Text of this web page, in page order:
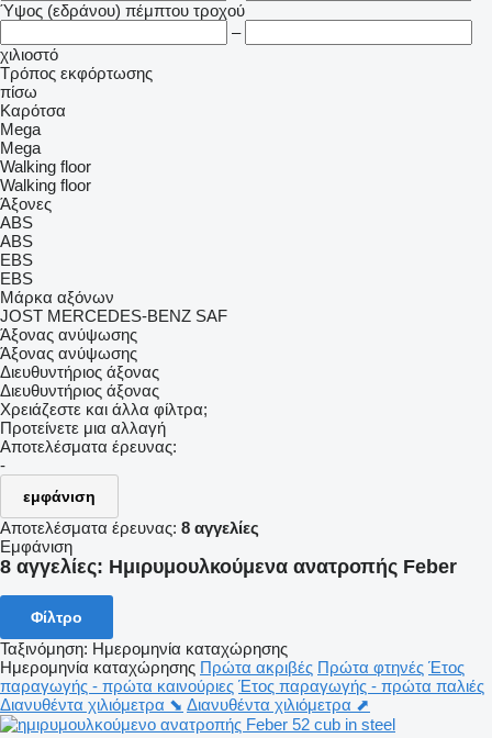
Ύψος (εδράνου) πέμπτου τροχού
–
χιλιοστό
Τρόπος εκφόρτωσης
πίσω
Καρότσα
Mega
Mega
Walking floor
Walking floor
Άξονες
ABS
ABS
EBS
EBS
Μάρκα αξόνων
JOST MERCEDES-BENZ SAF
Άξονας ανύψωσης
Άξονας ανύψωσης
Διευθυντήριος άξονας
Διευθυντήριος άξονας
Χρειάζεστε και άλλα φίλτρα;
Προτείνετε μια αλλαγή
Αποτελέσματα έρευνας:
-
εμφάνιση
Αποτελέσματα έρευνας: 8 αγγελίες
Εμφάνιση
8 αγγελίες: Ημιρυμουλκούμενα ανατροπής Feber
Φίλτρο
Ταξινόμηση: Ημερομηνία καταχώρησης
Ημερομηνία καταχώρησης Πρώτα ακριβές Πρώτα φτηνές Έτος
παραγωγής - πρώτα καινούριες Έτος παραγωγής - πρώτα παλιές
Διανυθέντα χιλιόμετρα ⬊ Διανυθέντα χιλιόμετρα ⬈